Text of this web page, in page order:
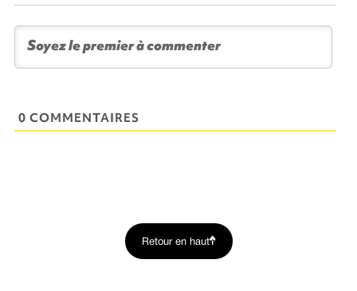
0 COMMENTAIRES
Retour en haut